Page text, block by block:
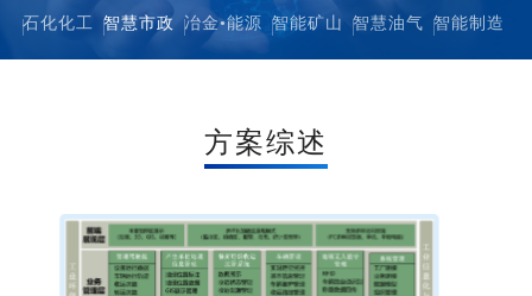
石化化工 智慧市政 冶金•能源 智能矿山 智慧油气 智能制造
方案综述